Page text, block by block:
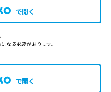
で開く
なる必要があります。
で開く